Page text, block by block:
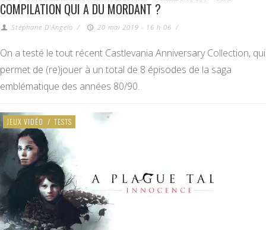
COMPILATION QUI A DU MORDANT ?
Stéphane D'Angelo / 20 mai 2019 - 16 h 06 /
On a testé le tout récent Castlevania Anniversary Collection, qui
permet de (re)jouer à un total de 8 épisodes de la saga
emblématique des années 80/90.
JEUX VIDÉO / TESTS